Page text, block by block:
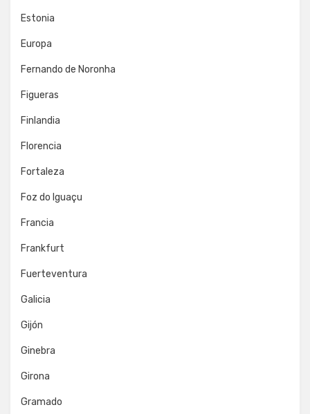
Estonia
Europa
Fernando de Noronha
Figueras
Finlandia
Florencia
Fortaleza
Foz do Iguaçu
Francia
Frankfurt
Fuerteventura
Galicia
Gijón
Ginebra
Girona
Gramado